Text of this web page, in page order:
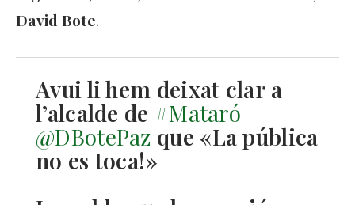
David Bote.
Avui li hem deixat clar a
l’alcalde de #Mataró
@DBotePaz que «La pública
no es toca!»